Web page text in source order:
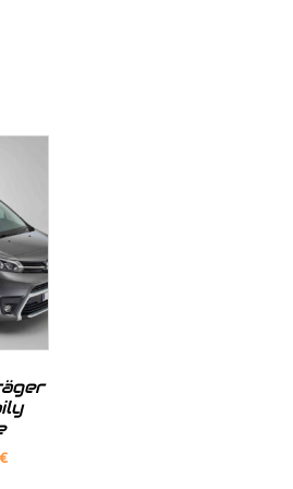
sind nur die jeweils möglichen
= Im Laderaum sind keine
Es sind Fenster in der
Heckklappe / Hecktüren, diese
dann nicht mitgeliefert
€